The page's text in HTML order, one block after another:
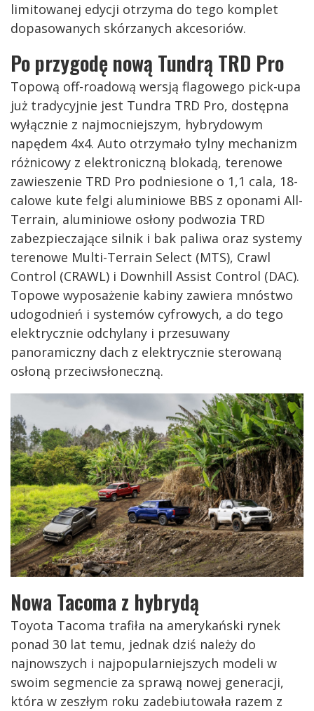
limitowanej edycji otrzyma do tego komplet
dopasowanych skórzanych akcesoriów.
Po przygodę nową Tundrą TRD Pro
Topową off-roadową wersją flagowego pick-upa
już tradycyjnie jest Tundra TRD Pro, dostępna
wyłącznie z najmocniejszym, hybrydowym
napędem 4x4. Auto otrzymało tylny mechanizm
różnicowy z elektroniczną blokadą, terenowe
zawieszenie TRD Pro podniesione o 1,1 cala, 18-
calowe kute felgi aluminiowe BBS z oponami All-
Terrain, aluminiowe osłony podwozia TRD
zabezpieczające silnik i bak paliwa oraz systemy
terenowe Multi-Terrain Select (MTS), Crawl
Control (CRAWL) i Downhill Assist Control (DAC).
Topowe wyposażenie kabiny zawiera mnóstwo
udogodnień i systemów cyfrowych, a do tego
elektrycznie odchylany i przesuwany
panoramiczny dach z elektrycznie sterowaną
osłoną przeciwsłoneczną.
Nowa Tacoma z hybrydą
Toyota Tacoma trafiła na amerykański rynek
ponad 30 lat temu, jednak dziś należy do
najnowszych i najpopularniejszych modeli w
swoim segmencie za sprawą nowej generacji,
która w zeszłym roku zadebiutowała razem z